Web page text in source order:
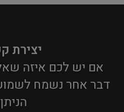
יצירת
אם יש לכם איזה
דבר אחר נשמח
הניתן​